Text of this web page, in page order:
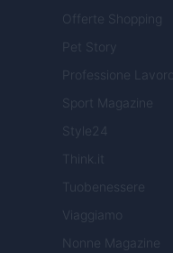
Offerte Shopping
Pet Story
Professione Lavoro
Sport Magazine
Style24
Think.it
Tuobenessere
Viaggiamo
Nonne Magazine